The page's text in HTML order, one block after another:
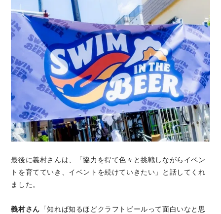
最後に義村さんは、「協力を得て色々と挑戦しながらイベン
トを育てていき、イベントを続けていきたい」と話してくれ
ました。
義村さん 「知れば知るほどクラフトビールって面白いなと思